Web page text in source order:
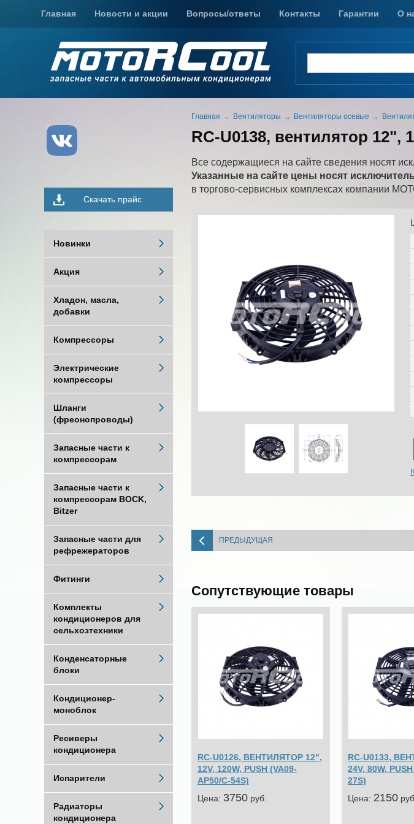
Главная Новости и акции Вопросы/ответы Контакты Гарантии О
Главная Вентиляторы Вентиляторы осевые
RC-U0138, вентилятор 12",
Все содержащиеся на сайте сведения носят
Указанные на сайте цены носят
в торгово-сервисных комплексах компании
ПРЕДЫДУЩАЯ
Сопутствующие товары
RC-U0126, ВЕНТИЛЯТОР 12",
12V, 120W, PUSH (VA09-
AP50/C-54S)
Цена: 3750 pуб.
RC-U0133,
24V, 80W,
27S)
Цена: 2150 pуб.
Скачать прайс
Новинки
Акция
Хладон, масла,
добавки
Компрессоры
Электрические
компрессоры
Шланги
(фреонопроводы)
Запасные части к
компрессорам
Запасные части к
компрессорам BOCK,
Bitzer
Запасные части для
рефрежераторов
Фитинги
Комплекты
кондиционеров для
сельхозтехники
Конденсаторные
блоки
Кондиционер-
моноблок
Ресиверы
кондиционера
Испарители
Радиаторы
кондиционера